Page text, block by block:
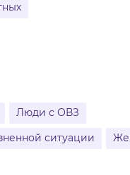
Люди с ОВЗ
ситуации